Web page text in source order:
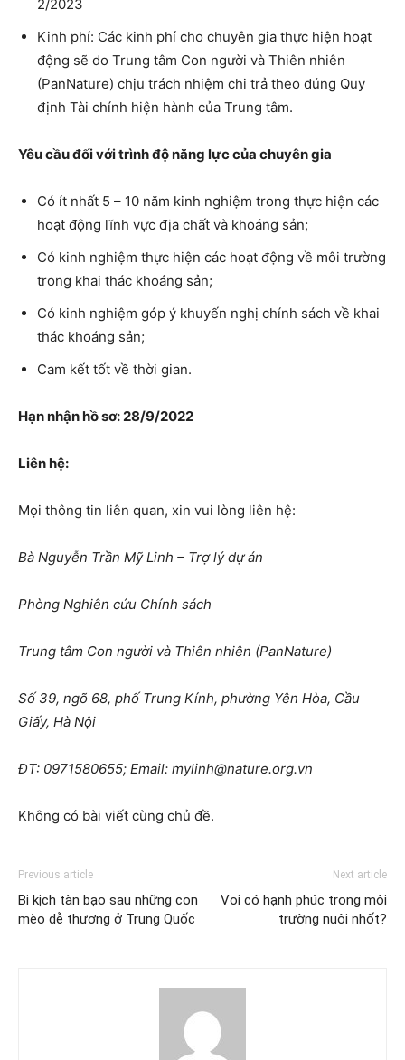
2/2023
Kinh phí: Các kinh phí cho chuyên gia thực hiện hoạt
động sẽ do Trung tâm Con người và Thiên nhiên
(PanNature) chịu trách nhiệm chi trả theo đúng Quy
định Tài chính hiện hành của Trung tâm.
Yêu cầu đối với trình độ năng lực của chuyên gia
Có ít nhất 5 – 10 năm kinh nghiệm trong thực hiện các
hoạt động lĩnh vực địa chất và khoáng sản;
Có kinh nghiệm thực hiện các hoạt động về môi trường
trong khai thác khoáng sản;
Có kinh nghiệm góp ý khuyến nghị chính sách về khai
thác khoáng sản;
Cam kết tốt về thời gian.
Hạn nhận hồ sơ: 28/9/2022
Liên hệ:
Mọi thông tin liên quan, xin vui lòng liên hệ:
Bà Nguyễn Trần Mỹ Linh – Trợ lý dự án
Phòng Nghiên cứu Chính sách
Trung tâm Con người và Thiên nhiên (PanNature)
Số 39, ngõ 68, phố Trung Kính, phường Yên Hòa, Cầu
Giấy, Hà Nội
ĐT: 0971580655; Email: mylinh@nature.org.vn
Không có bài viết cùng chủ đề.
Previous article
Bi kịch tàn bạo sau những con
mèo dễ thương ở Trung Quốc
Next article
Voi có hạnh phúc trong môi
trường nuôi nhốt?